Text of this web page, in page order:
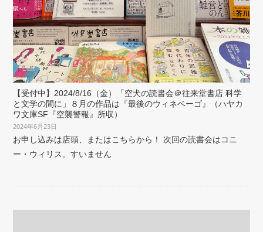
【受付中】2024/8/16（金）「空犬の読書会＠往来堂書店 科学
と文学の間に」８月の作品は『最後のウィネベーゴ』（ハヤカ
ワ文庫SF『空襲警報』所収）
2024年6月23日
お申し込みは店頭、またはこちらから！ 次回の読書会はコニ
ー・ウィリス。すいません